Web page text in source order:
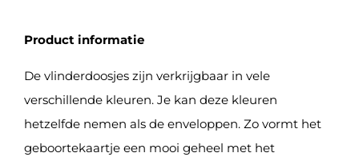
Product informatie
De vlinderdoosjes zijn verkrijgbaar in vele
verschillende kleuren. Je kan deze kleuren
hetzelfde nemen als de enveloppen. Zo vormt het
geboortekaartje een mooi geheel met het